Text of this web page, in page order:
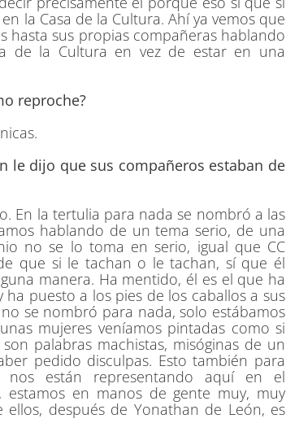
la Casa de la Cultura. Ahí ya vemos que
hasta sus propias compañeras hablando
de la Cultura en vez de estar en una
reproche?
le dijo que sus compañeros estaban de
En la tertulia para nada se nombró a las
hablando de un tema serio, de una
no se lo toma en serio, igual que CC
que si le tachan o le tachan, sí que él
manera. Ha mentido, él es el que ha
puesto a los pies de los caballos a sus
se nombró para nada, solo estábamos
mujeres veníamos pintadas como si
palabras machistas, misóginas de un
pedido disculpas. Esto también para
están representando aquí en el
estamos en manos de gente muy, muy
después de Yonathan de León, es